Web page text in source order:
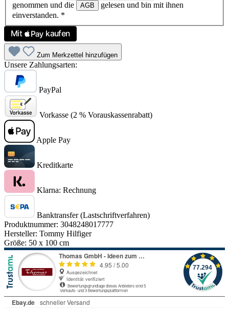
genommen und die
AGB
gelesen und bin mit ihnen
einverstanden. *
Zum Merkzettel hinzufügen
Unsere Zahlungsarten:
PayPal
Vorkasse (2 % Vorauskassenrabatt)
Apple Pay
Kreditkarte
Klarna: Rechnung
Banktransfer (Lastschriftverfahren)
Produktnummer: 3048248017777
Hersteller: Tommy Hilfiger
Größe: 50 x 100 cm